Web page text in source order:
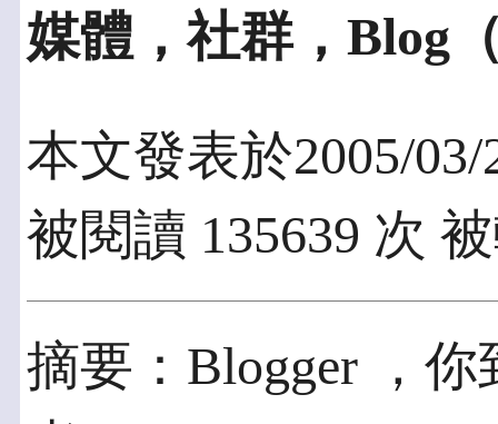
媒體，社群，Blog
本文發表於2005/03/
被閱讀 135639 次
摘要：Blogger ，